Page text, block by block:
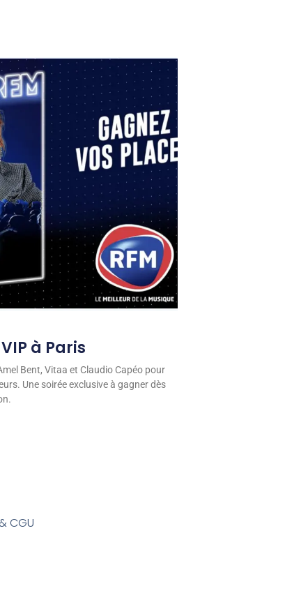
à Paris
Bent, Vitaa et Claudio Capéo pour
Une soirée exclusive à gagner dès
CGU